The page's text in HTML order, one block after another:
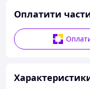
Оплатити